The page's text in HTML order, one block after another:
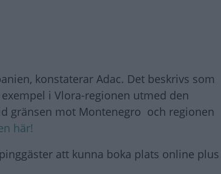
konstaterar Adac. Det beskrivs som
i Vlora-regionen utmed den
gränsen mot Montenegro och regionen
här!
att kunna boka plats online plus